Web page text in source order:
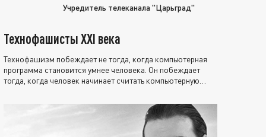
Учредитель телеканала "Царьград"
Технофашисты XXI века
Технофашизм побеждает не тогда, когда компьютерная
программа становится умнее человека. Он побеждает
тогда, когда человек начинает считать компьютерную